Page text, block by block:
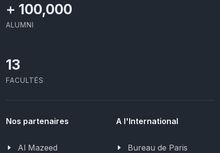
+ 100,000
ALUMNI
13
FACULTÉS
Nos partenaires
Al Mazeed
A l'International
Bureau de Paris